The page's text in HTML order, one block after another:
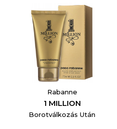
Rabanne
1 MILLION
Borotválkozás Után